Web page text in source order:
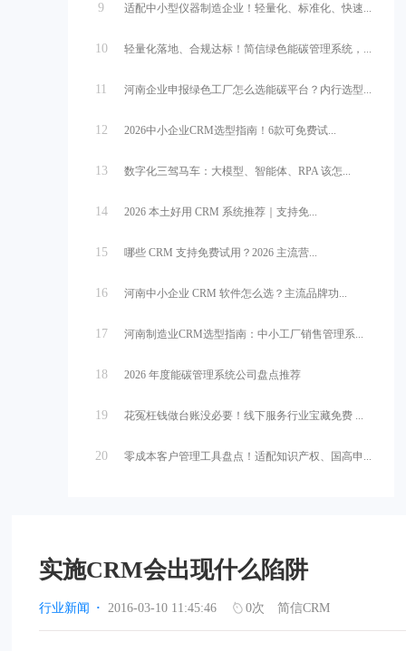
9 适配中小型仪器制造企业！轻量化、标准化、快速...
10 轻量化落地、合规达标！简信绿色能碳管理系统，...
11 河南企业申报绿色工厂怎么选能碳平台？内行选型...
12 2026中小企业CRM选型指南！6款可免费试...
13 数字化三驾马车：大模型、智能体、RPA 该怎...
14 2026 本土好用 CRM 系统推荐｜支持免...
15 哪些 CRM 支持免费试用？2026 主流营...
16 河南中小企业 CRM 软件怎么选？主流品牌功...
17 河南制造业CRM选型指南：中小工厂销售管理系...
18 2026 年度能碳管理系统公司盘点推荐
19 花冤枉钱做台账没必要！线下服务行业宝藏免费 ...
20 零成本客户管理工具盘点！适配知识产权、国高申...
实施CRM会出现什么陷阱
行业新闻 · 2016-03-10 11:45:46 0次 简信CRM